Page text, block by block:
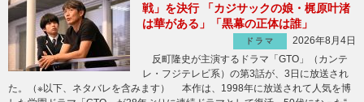
戦」を決行 「カジサックの娘・梶原叶渚
は華がある」「黒幕の正体は誰」
ドラマ
2026年8月4日
反町隆史が主演するドラマ「GTO」（カンテ
レ・フジテレビ系）の第3話が、3日に放送され
た。（※以下、ネタバレを含みます） 本作は、1998年に放送されて人気を博